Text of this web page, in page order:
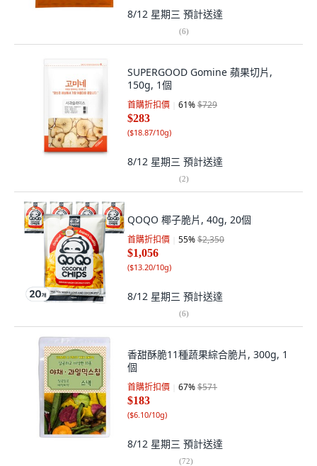
8/12 星期三 預計送達
(6)
SUPERGOOD Gomine 蘋果切片,
150g, 1個
首購折扣價 61%$729
$283
($18.87/10g)
8/12 星期三 預計送達
(2)
QOQO 椰子脆片, 40g, 20個
首購折扣價 55%$2,350
$1,056
($13.20/10g)
8/12 星期三 預計送達
(6)
香甜酥脆11種蔬果綜合脆片, 300g, 1
個
首購折扣價 67%$571
$183
($6.10/10g)
8/12 星期三 預計送達
(72)